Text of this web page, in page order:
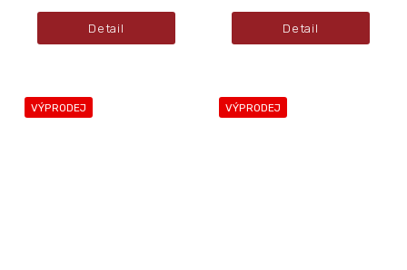
Detail Detail
VÝPRODEJ VÝPRODEJ